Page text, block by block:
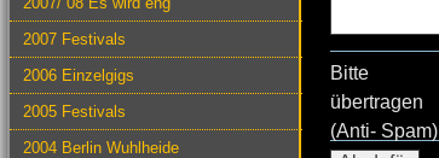
2007 Festivals
2006 Einzelgigs
2005 Festivals
2004 Berlin Wuhlheide
Bitte
übertragen
(Anti- Spam)